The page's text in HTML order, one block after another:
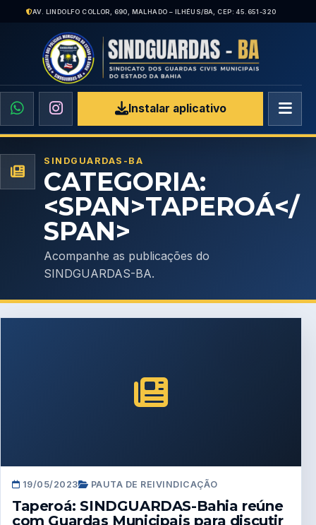
AV. LINDOLFO COLLOR, 690, MALHADO – ILHÉUS/BA, CEP: 45.651-320
Instalar aplicativo
SINDGUARDAS-BA
CATEGORIA:
<SPAN>TAPEROÁ</
SPAN>
Acompanhe as publicações do
SINDGUARDAS-BA.
19/05/2023 PAUTA DE REIVINDICAÇÃO
Taperoá: SINDGUARDAS-Bahia reúne
com Guardas Municipais para discutir